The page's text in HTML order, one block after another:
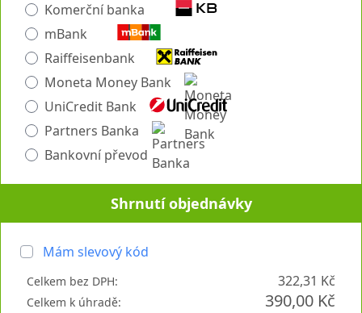
Komerční banka
mBank
Raiffeisenbank
Moneta Money Bank
UniCredit Bank
Partners Banka
Bankovní převod
Shrnutí objednávky
Mám slevový kód
Celkem bez DPH: 322,31 Kč
Celkem k úhradě: 390,00 Kč